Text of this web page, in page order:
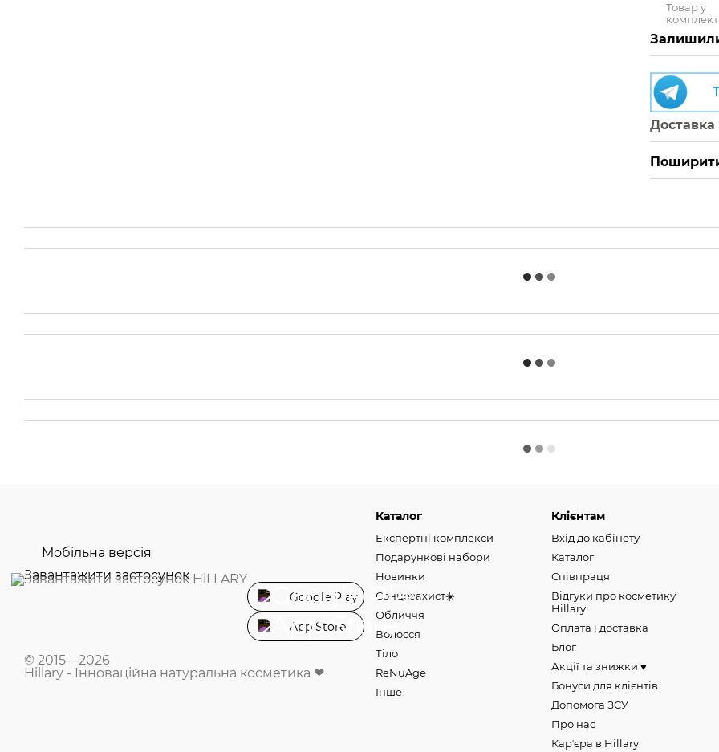
Товар у
Доставка
Мобільна версія
Завантажити застосунок
Google Play
App Store
© 2015—2026
Hillary - Інноваційна натуральна косметика ❤
Каталог
Експертні комплекси
Подарункові набори
Новинки
Сонцезахист☀️
Обличчя
Волосся
Тіло
ReNuAge
Інше
Клієнтам
Вхід до кабінету
Каталог
Співпраця
Відгуки про косметику
Hillary
Оплата і доставка
Блог
Акції та знижки ♥️
Бонуси для клієнтів
Допомога ЗСУ
Про нас
Карʼєра в Hillary